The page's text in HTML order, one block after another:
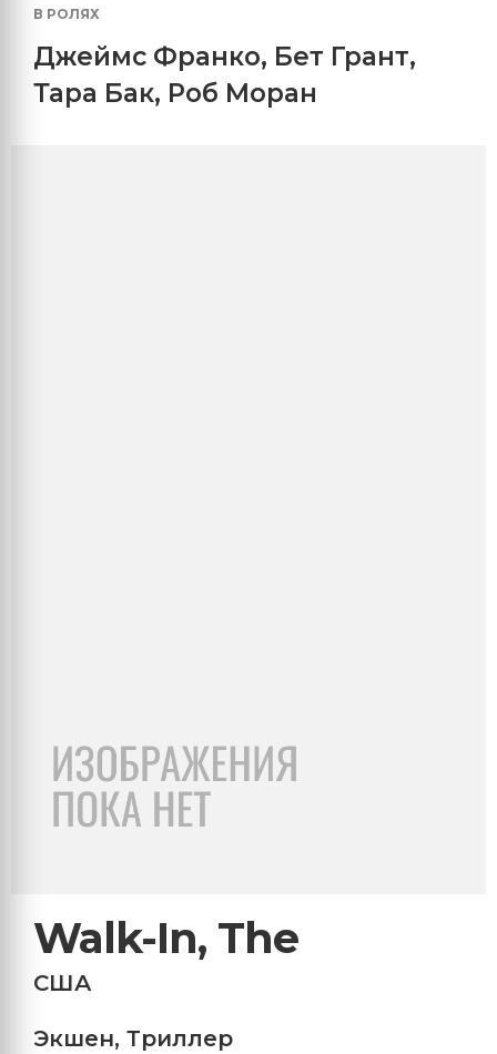
В РОЛЯХ
Джеймс Франко, Бет Грант,
Тара Бак, Роб Моран
Walk-In, The
США
Экшен, Триллер